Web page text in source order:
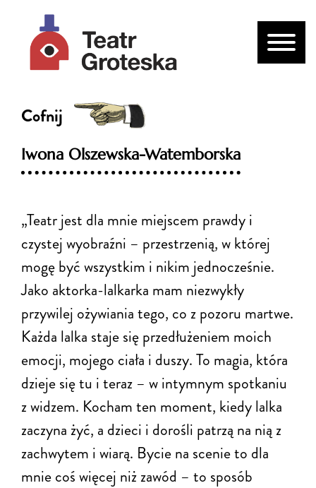
Cofnij
Iwona Olszewska-Watemborska
„Teatr jest dla mnie miejscem prawdy i
czystej wyobraźni – przestrzenią, w której
mogę być wszystkim i nikim jednocześnie.
Jako aktorka-lalkarka mam niezwykły
przywilej ożywiania tego, co z pozoru martwe.
Każda lalka staje się przedłużeniem moich
emocji, mojego ciała i duszy. To magia, która
dzieje się tu i teraz – w intymnym spotkaniu
z widzem. Kocham ten moment, kiedy lalka
zaczyna żyć, a dzieci i dorośli patrzą na nią z
zachwytem i wiarą. Bycie na scenie to dla
mnie coś więcej niż zawód – to sposób